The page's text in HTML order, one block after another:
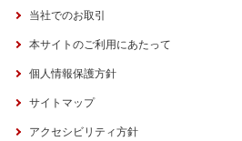
当社でのお取引
本サイトのご利用にあたって
個人情報保護方針
サイトマップ
アクセシビリティ方針